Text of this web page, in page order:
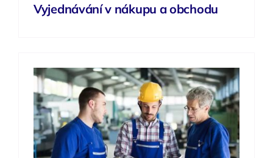
Vyjednávání v nákupu a obchodu